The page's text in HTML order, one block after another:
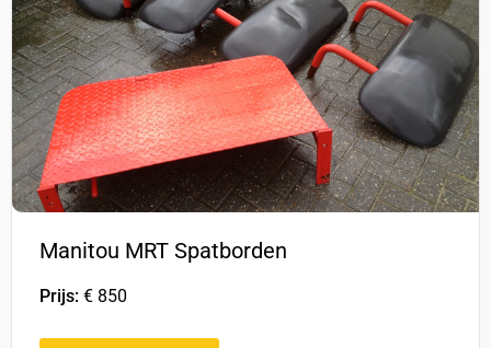
Manitou MRT Spatborden
Prijs: € 850